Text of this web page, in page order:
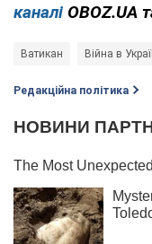
каналі OBOZ.UA
Ватикан Війна в
Редакційна політика